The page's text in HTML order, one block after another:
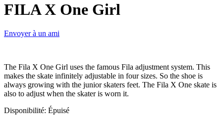
FILA X One Girl
Envoyer à un ami
The Fila X One Girl uses the famous Fila adjustment system. This
makes the skate infinitely adjustable in four sizes. So the shoe is
always growing with the junior skaters feet. The Fila X One skate is
also to adjust when the skater is worn it.
Disponibilité: Épuisé